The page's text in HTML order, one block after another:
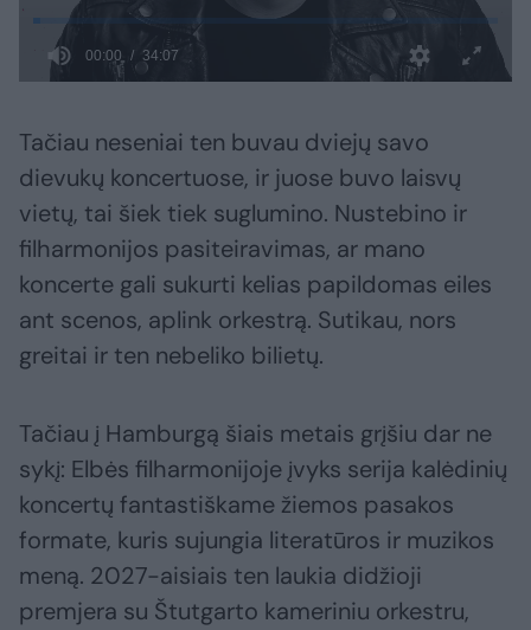
Tačiau neseniai ten buvau dviejų savo
dievukų koncertuose, ir juose buvo laisvų
vietų, tai šiek tiek suglumino. Nustebino ir
filharmonijos pasiteiravimas, ar mano
koncerte gali sukurti kelias papildomas eiles
ant scenos, aplink orkestrą. Sutikau, nors
greitai ir ten nebeliko bilietų.
Tačiau į Hamburgą šiais metais grįšiu dar ne
sykį: Elbės filharmonijoje įvyks serija kalėdinių
koncertų fantastiškame žiemos pasakos
formate, kuris sujungia literatūros ir muzikos
meną. 2027-aisiais ten laukia didžioji
premjera su Štutgarto kameriniu orkestru,